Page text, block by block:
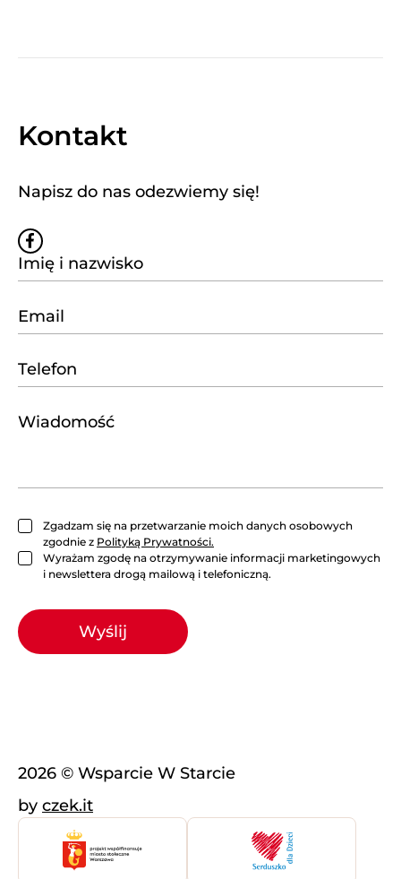
Kontakt
Napisz do nas odezwiemy się!
W
s
p
r
c
e
w
S
i
e
F
a
e
Zgadzam się na przetwarzanie moich danych osobowych
zgodnie z Polityką Prywatności.
Wyrażam zgodę na otrzymywanie informacji marketingowych
i newslettera drogą mailową i telefoniczną.
Wyślij
2026 © Wsparcie W Starcie
by czek.it
Miasto
Stowarzyszenie